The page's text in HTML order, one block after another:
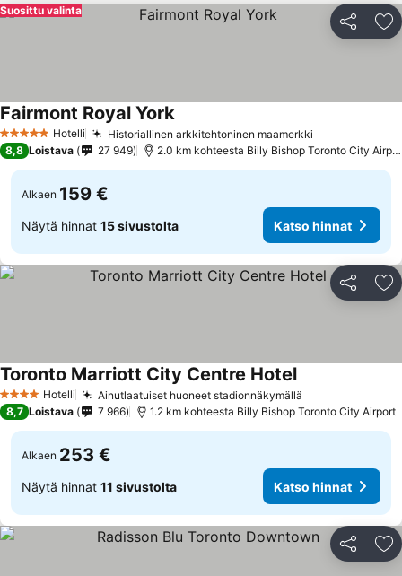
Jaa
Suosittu valinta
5 Tähtiluokitus
Hotelli Historiallinen arkkitehtoninen maamerkki
Fairmont Royal York
8,8 Loistava 27 949 2.0 km kohteesta Billy Bishop Toronto City Airport
Alkaen 159 €
Näytä hinnat 15 sivustolta Katso hinnat
Jaa
4 Tähtiluokitus
Hotelli Ainutlaatuiset huoneet stadionnäkymällä
Toronto Marriott City Centre Hotel
8,7 Loistava 7 966 1.2 km kohteesta Billy Bishop Toronto City Airport
Alkaen 253 €
Näytä hinnat 11 sivustolta Katso hinnat
Jaa